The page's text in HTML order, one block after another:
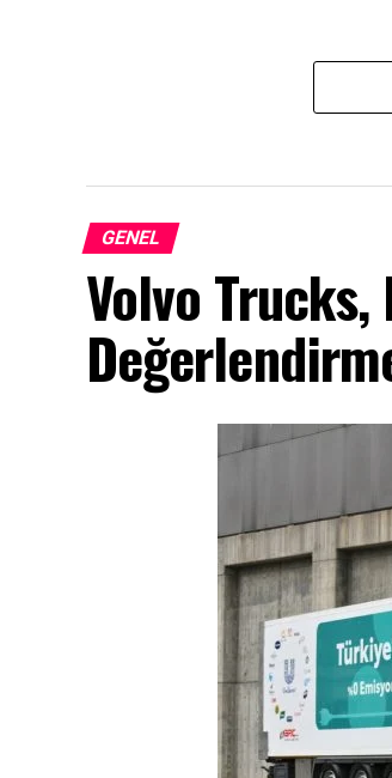
GENEL
Volvo Trucks,